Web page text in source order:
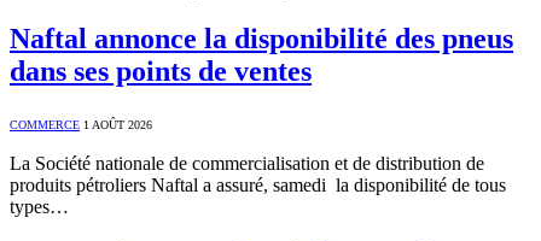
Naftal annonce la disponibilité des pneus
dans ses points de ventes
COMMERCE 1 AOÛT 2026
La Société nationale de commercialisation et de distribution de
produits pétroliers Naftal a assuré, samedi la disponibilité de tous
types…